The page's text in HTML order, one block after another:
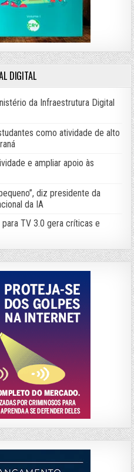
DIGITAL
da Infraestrutura Digital
como atividade de alto
e ampliar apoio às
diz presidente da
da IA
TV 3.0 gera críticas e